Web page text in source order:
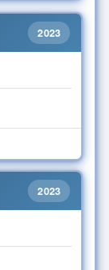
2023
2023